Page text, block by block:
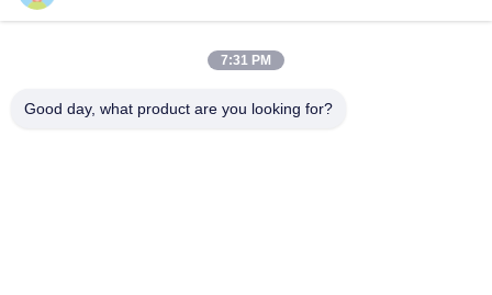
E-Mail-Adresse
0086-18148506772
7:31 PM
Good day, what product are you looking for?